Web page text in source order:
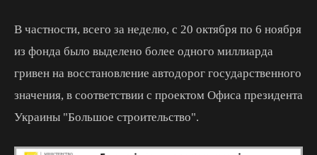
В частности, всего за неделю, с 20 октября по 6 ноября
из фонда было выделено более одного миллиарда
гривен на восстановление автодорог государственного
значения, в соответствии с проектом Офиса президента
Украины "Большое строительство".